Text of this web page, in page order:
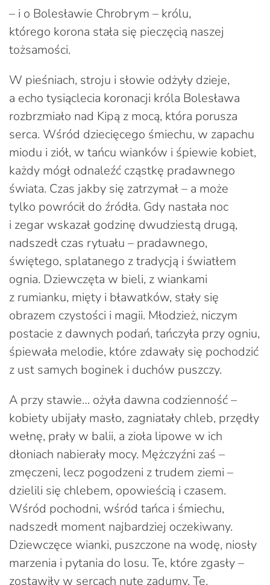
– i o Bolesławie Chrobrym – królu,
którego korona stała się pieczęcią naszej
tożsamości.
W pieśniach, stroju i słowie odżyły dzieje,
a echo tysiąclecia koronacji króla Bolesława
rozbrzmiało nad Kipą z mocą, która porusza
serca. Wśród dziecięcego śmiechu, w zapachu
miodu i ziół, w tańcu wianków i śpiewie kobiet,
każdy mógł odnaleźć cząstkę pradawnego
świata. Czas jakby się zatrzymał – a może
tylko powrócił do źródła. Gdy nastała noc
i zegar wskazał godzinę dwudziestą drugą,
nadszedł czas rytuału – pradawnego,
świętego, splatanego z tradycją i światłem
ognia. Dziewczęta w bieli, z wiankami
z rumianku, mięty i bławatków, stały się
obrazem czystości i magii. Młodzież, niczym
postacie z dawnych podań, tańczyła przy ogniu,
śpiewała melodie, które zdawały się pochodzić
z ust samych boginek i duchów puszczy.
A przy stawie… ożyła dawna codzienność –
kobiety ubijały masło, zagniatały chleb, przędły
wełnę, prały w balii, a zioła lipowe w ich
dłoniach nabierały mocy. Mężczyźni zaś –
zmęczeni, lecz pogodzeni z trudem ziemi –
dzielili się chlebem, opowieścią i czasem.
Wśród pochodni, wśród tańca i śmiechu,
nadszedł moment najbardziej oczekiwany.
Dziewczęce wianki, puszczone na wodę, niosły
marzenia i pytania do losu. Te, które zgasły –
zostawiły w sercach nutę zadumy. Te,